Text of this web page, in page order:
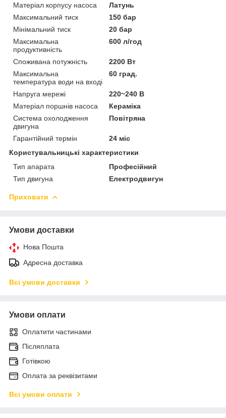
Матеріал корпусу насоса
Латунь
Максимальний тиск
150 бар
Мінімальний тиск
20 бар
Максимальна
продуктивність
600 л/год
Споживана потужність
2200 Вт
Максимальна
температура води на вході
60 град.
Напруга мережі
220~240 В
Матеріал поршнів насоса
Кераміка
Система охолодження
двигуна
Повітряна
Гарантійний термін
24 міс
Користувальницькі характеристики
Тип апарата
Професійний
Тип двигуна
Електродвигун
Приховати
Умови доставки
Нова Пошта
Адресна доставка
Всі умови доставки
Умови оплати
Оплатити частинами
Післяплата
Готівкою
Оплата за реквізитами
Всі умови оплати